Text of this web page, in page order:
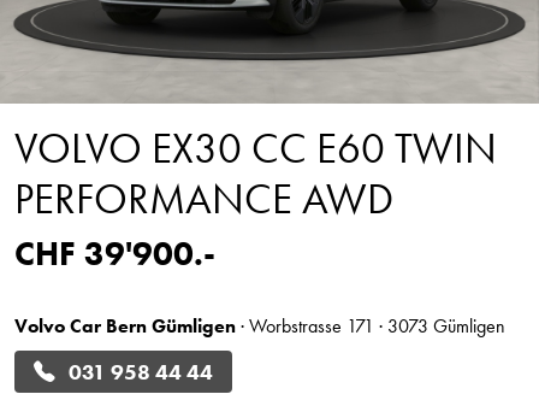
VOLVO EX30 CC E60 TWIN
PERFORMANCE AWD
CHF 39'900.-
Volvo Car Bern Gümligen· Worbstrasse 171 · 3073 Gümligen
031 958 44 44